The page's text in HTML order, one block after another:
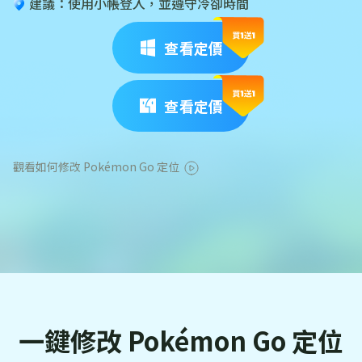
查看定價
查看定價
觀看如何修改 Pokémon Go 定位
一鍵修改 Pokémon Go 定位